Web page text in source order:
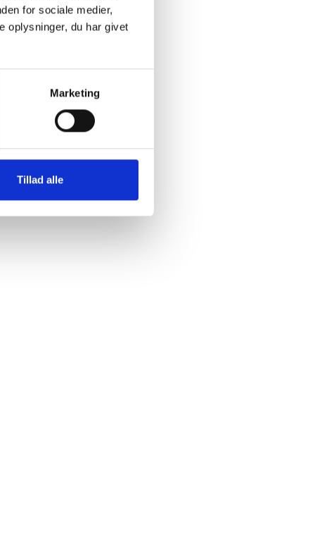
for sociale medier,
oplysninger, du har givet
Marketing
Tillad alle